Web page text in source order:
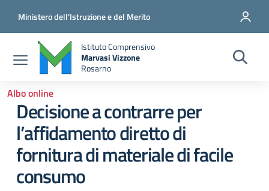
Ministero dell'Istruzione e del Merito
Istituto Comprensivo
Marvasi Vizzone
Rosarno
Albo online
Decisione a contrarre per
l’affidamento diretto di
fornitura di materiale di facile
consumo